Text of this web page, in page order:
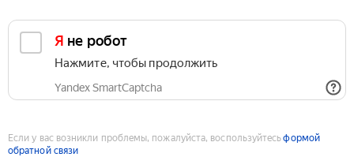
Я не робот
Нажмите, чтобы продолжить
Yandex SmartCaptcha
Если у вас возникли проблемы, пожалуйста, воспользуйтесьформой
обратной связи